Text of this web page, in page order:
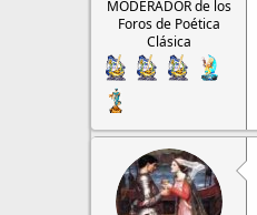
MODERADOR de los
Foros de Poética
Clásica